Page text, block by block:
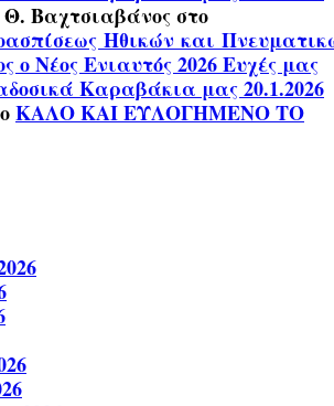
Βαχτσιαβάνοςστο
Ηθικών και
ο Νέος Ενιαυτός 2026 Ευχές μας
Καραβάκια μας 20.1.2026
ΚΑΛΟ ΚΑΙ ΕΥΛΟΓΗΜΕΝΟ ΤΟ